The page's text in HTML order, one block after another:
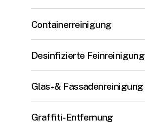
Containerreinigung
Desinfizierte Feinreinigung
Glas- & Fassadenreinigung
Graffiti-Entfernung